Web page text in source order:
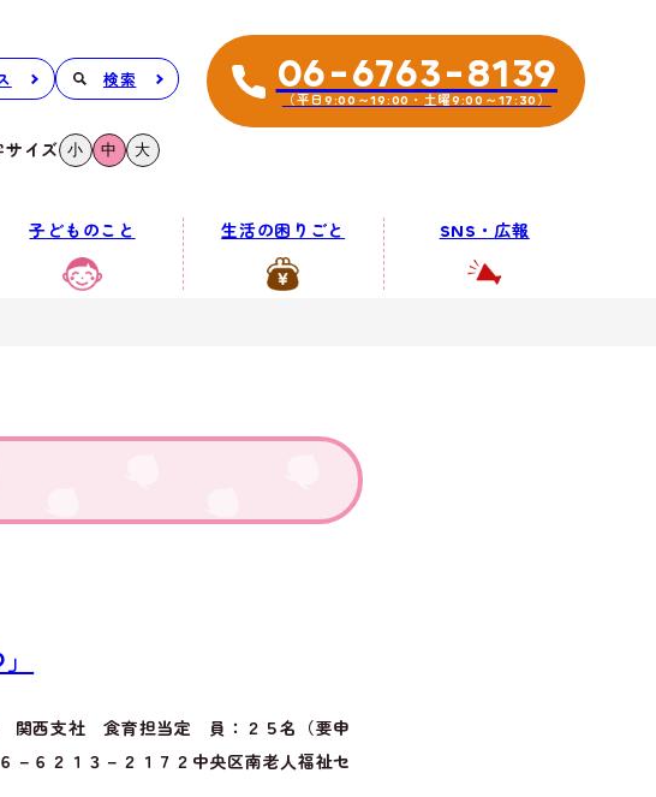
検索
サイズ 小 中 大
06-6763-8139
（平日9:00～19:00・土曜9:00～17:30）
子どものこと 生活の困りごと SNS・広報
関西支社 食育担当定 員：２５名（要申
６２１３－２１７２中央区南老人福祉セ